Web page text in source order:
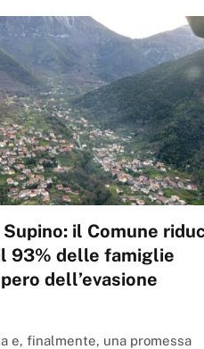
Supino: il Comune
93% delle famiglie
dell’evasione
e, finalmente, una promessa